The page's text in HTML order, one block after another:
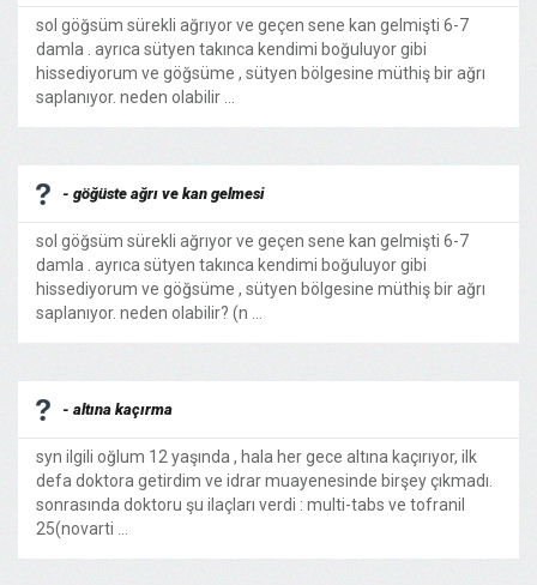
sol göğsüm sürekli ağrıyor ve geçen sene kan gelmişti 6-7
damla . ayrıca sütyen takınca kendimi boğuluyor gibi
hissediyorum ve göğsüme , sütyen bölgesine müthiş bir ağrı
saplanıyor. neden olabilir ...
- göğüste ağrı ve kan gelmesi
sol göğsüm sürekli ağrıyor ve geçen sene kan gelmişti 6-7
damla . ayrıca sütyen takınca kendimi boğuluyor gibi
hissediyorum ve göğsüme , sütyen bölgesine müthiş bir ağrı
saplanıyor. neden olabilir? (n ...
- altına kaçırma
syn ilgili oğlum 12 yaşında , hala her gece altına kaçırıyor, ilk
defa doktora getirdim ve idrar muayenesinde birşey çıkmadı.
sonrasında doktoru şu ilaçları verdi : multi-tabs ve tofranil
25(novarti ...